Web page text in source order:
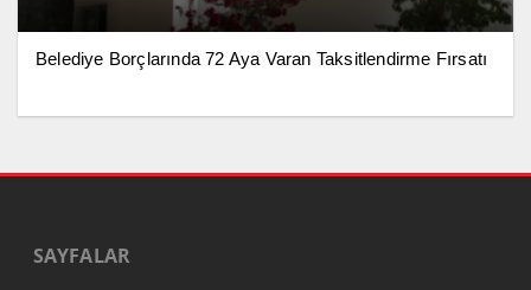
Belediye Borçlarında 72 Aya Varan Taksitlendirme Fırsatı
SAYFALAR